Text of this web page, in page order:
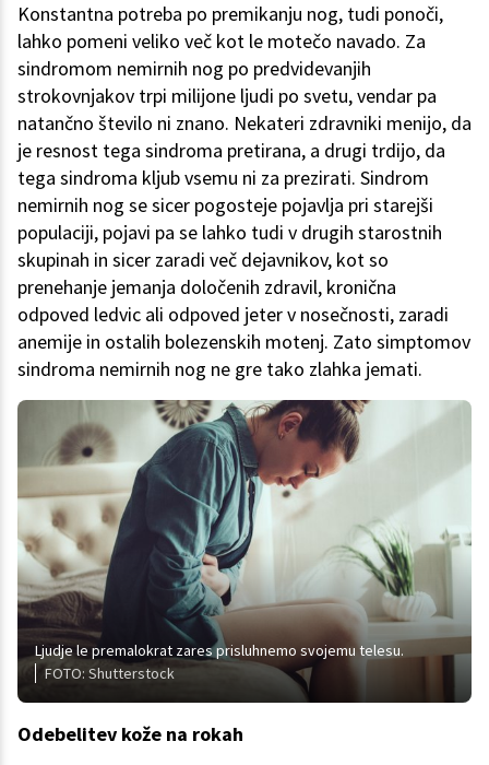
Konstantna potreba po premikanju nog, tudi ponoči,
lahko pomeni veliko več kot le motečo navado. Za
sindromom nemirnih nog po predvidevanjih
strokovnjakov trpi milijone ljudi po svetu, vendar pa
natančno število ni znano. Nekateri zdravniki menijo, da
je resnost tega sindroma pretirana, a drugi trdijo, da
tega sindroma kljub vsemu ni za prezirati. Sindrom
nemirnih nog se sicer pogosteje pojavlja pri starejši
populaciji, pojavi pa se lahko tudi v drugih starostnih
skupinah in sicer zaradi več dejavnikov, kot so
prenehanje jemanja določenih zdravil, kronična
odpoved ledvic ali odpoved jeter v nosečnosti, zaradi
anemije in ostalih bolezenskih motenj. Zato simptomov
sindroma nemirnih nog ne gre tako zlahka jemati.
Ljudje le premalokrat zares prisluhnemo svojemu telesu.
FOTO: Shutterstock
Odebelitev kože na rokah